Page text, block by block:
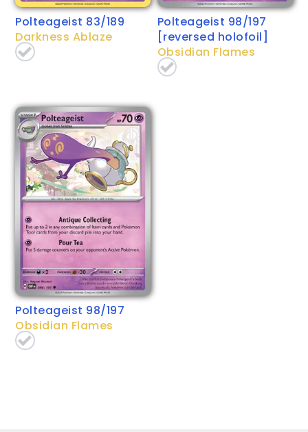
Polteageist 83/189
Darkness Ablaze
Polteageist 98/197
[reversed holofoil]
Obsidian Flames
Polteageist 98/197
Obsidian Flames